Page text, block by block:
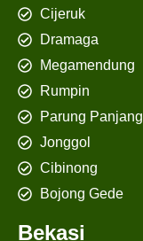
Cijeruk
Dramaga
Megamendung
Rumpin
Parung Panjang
Jonggol
Cibinong
Bojong Gede
Bekasi